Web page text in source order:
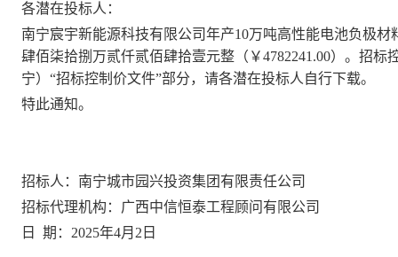
各潜在投标人：
南宁宸宇新能源科技有限公司年产10万吨高性能电池负极
肆佰柒拾捌万贰仟贰佰肆拾壹元整 （ ￥4782241.00）。招标
宁） “招标控制价文件”部分，请各潜在投标人自行下载。
特此通知。
招标人：南宁城市园兴投资集团有限责任公司
招标代理机构：广西中信恒泰工程顾问有限公司
日
期：2025年4月 2 日